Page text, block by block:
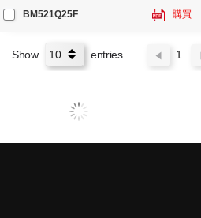
BM521Q25F 購買
Show entries 1